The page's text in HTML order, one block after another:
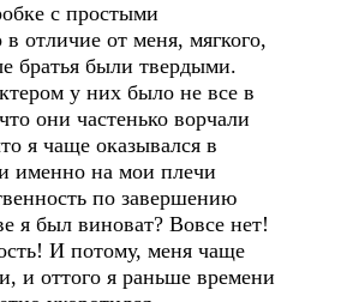
с простыми
отличие от меня, мягкого,
братья были твердыми.
у них было не все в
они частенько ворчали
я чаще оказывался в
именно на мои плечи
по завершению
я был виноват? Вовсе нет!
И потому, меня чаще
и оттого я раньше времени